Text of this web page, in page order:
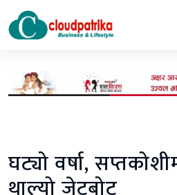
घट्यो वर्षा,